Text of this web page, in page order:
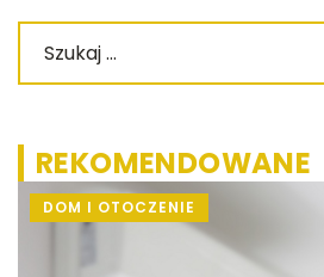
REKOMENDOWANE
DOM I OTOCZENIE